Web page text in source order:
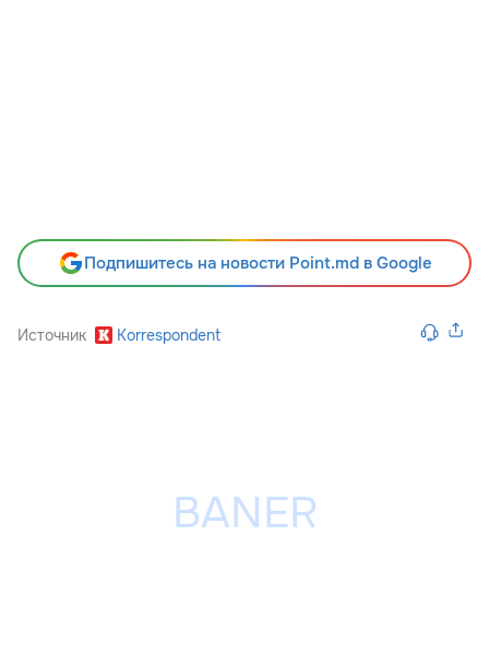
Подпишитесь на новости Point.md в Google
Источник Korrespondent